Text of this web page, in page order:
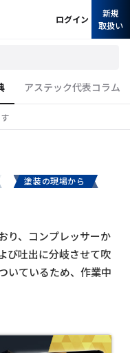
ログイン
新規
取扱い
アステック代表コラム
塗装の現場から
り、コンプレッサーか
び吐出に分岐させて吹
いているため、作業中